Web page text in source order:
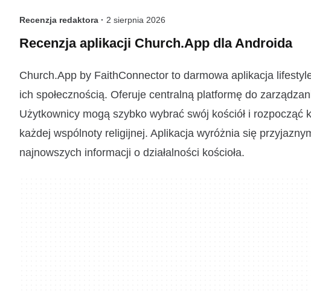
Recenzja redaktora · 2 sierpnia 2026
Recenzja aplikacji Church.App dla Androida
Church.App by FaithConnector to darmowa aplikacja
ich społecznością. Oferuje centralną platformę do
Użytkownicy mogą szybko wybrać swój kościół i
każdej wspólnoty religijnej. Aplikacja wyróżnia się
najnowszych informacji o działalności kościoła.